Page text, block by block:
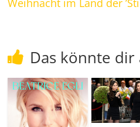
Weihnacht im Land der
Das könnte dir